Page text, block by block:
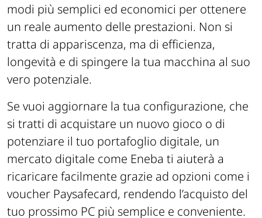
modi più semplici ed economici per ottenere
un reale aumento delle prestazioni. Non si
tratta di appariscenza, ma di efficienza,
longevità e di spingere la tua macchina al suo
vero potenziale.
Se vuoi aggiornare la tua configurazione, che
si tratti di acquistare un nuovo gioco o di
potenziare il tuo portafoglio digitale, un
mercato digitale come Eneba ti aiuterà a
ricaricare facilmente grazie ad opzioni come i
voucher Paysafecard, rendendo l’acquisto del
tuo prossimo PC più semplice e conveniente.